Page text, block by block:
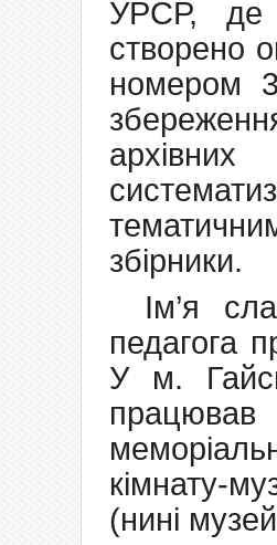
УРСР, де
створено
номером
збірники.
Ім’я
педагога
У м.
працював
кімнату-
(нині